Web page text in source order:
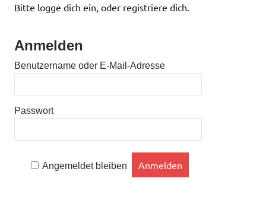
Bitte logge dich ein, oder registriere dich.
Anmelden
Benutzername oder E-Mail-Adresse
Passwort
Angemeldet bleiben